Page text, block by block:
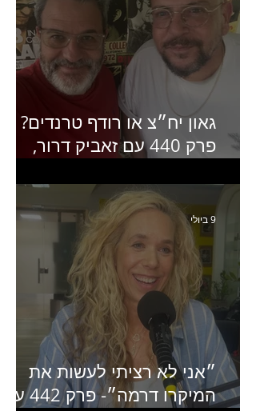
גאון יח״צ או רודף טרנדים?
פרק 440 עם זאביק דרור,
ותקשורת
״אני לא רציתי לעשות את
המיקרו דרמה״- פרק 442 עם
9 ביולי